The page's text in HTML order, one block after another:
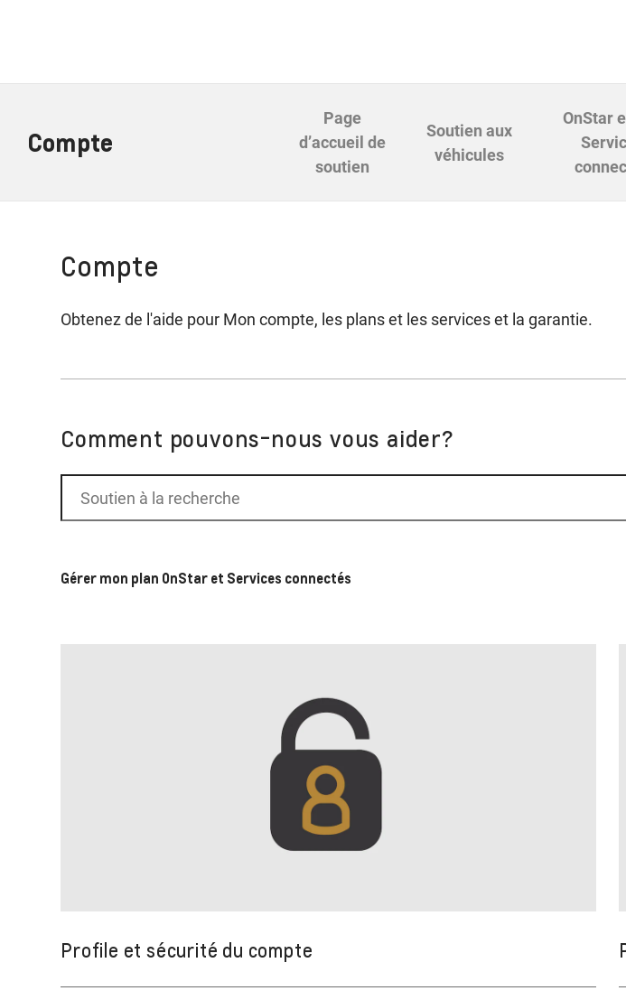
Compte
Page
d’accueil de
soutien
Soutien aux
véhicules
OnStar
Compte
Obtenez de l'aide pour Mon compte, les plans et les services et la garantie.
Comment pouvons-nous vous aider?
Gérer mon plan OnStar et Services connectés
Profile et sécurité du compte